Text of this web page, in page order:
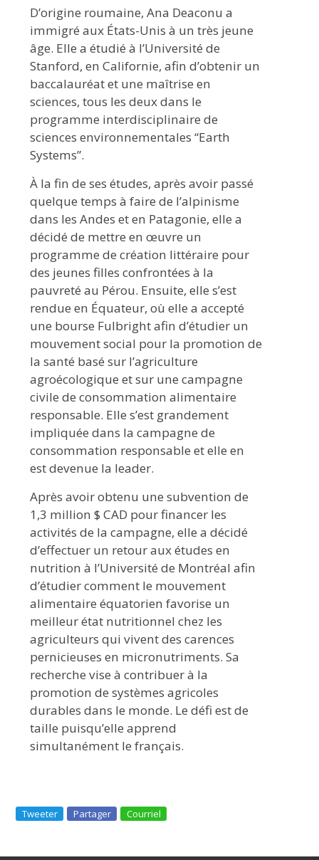
D’origine roumaine, Ana Deaconu a
immigré aux États-Unis à un très jeune
âge. Elle a étudié à l’Université de
Stanford, en Californie, afin d’obtenir un
baccalauréat et une maîtrise en
sciences, tous les deux dans le
programme interdisciplinaire de
sciences environnementales “Earth
Systems”.
À la fin de ses études, après avoir passé
quelque temps à faire de l’alpinisme
dans les Andes et en Patagonie, elle a
décidé de mettre en œuvre un
programme de création littéraire pour
des jeunes filles confrontées à la
pauvreté au Pérou. Ensuite, elle s’est
rendue en Équateur, où elle a accepté
une bourse Fulbright afin d’étudier un
mouvement social pour la promotion de
la santé basé sur l’agriculture
agroécologique et sur une campagne
civile de consommation alimentaire
responsable. Elle s’est grandement
impliquée dans la campagne de
consommation responsable et elle en
est devenue la leader.
Après avoir obtenu une subvention de
1,3 million $ CAD pour financer les
activités de la campagne, elle a décidé
d’effectuer un retour aux études en
nutrition à l’Université de Montréal afin
d’étudier comment le mouvement
alimentaire équatorien favorise un
meilleur état nutritionnel chez les
agriculteurs qui vivent des carences
pernicieuses en micronutriments. Sa
recherche vise à contribuer à la
promotion de systèmes agricoles
durables dans le monde. Le défi est de
taille puisqu’elle apprend
simultanément le français.
Tweeter Partager Courriel